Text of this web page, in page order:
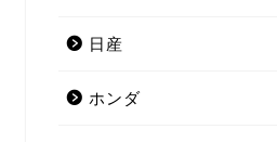
日産
ホンダ